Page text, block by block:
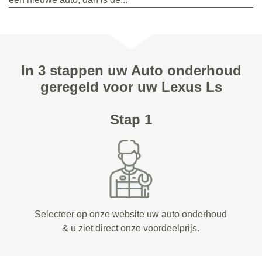
In 3 stappen uw Auto onderhoud
geregeld voor uw Lexus Ls
Stap 1
Selecteer op onze website uw auto onderhoud
& u ziet direct onze voordeelprijs.